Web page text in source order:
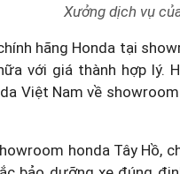
Xưởng dịch vụ
hãng Honda tại
với giá thành hợp lý.
Việt Nam về
honda Tây Hồ,